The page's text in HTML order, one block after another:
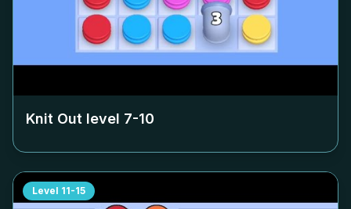
Knit Out level 7-10
Level 11-15